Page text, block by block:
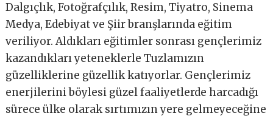
Dalgıçlık, Fotoğrafçılık, Resim, Tiyatro, Sinema
Medya, Edebiyat ve Şiir branşlarında eğitim
veriliyor. Aldıkları eğitimler sonrası gençlerimiz
kazandıkları yeteneklerle Tuzlamızın
güzelliklerine güzellik katıyorlar. Gençlerimiz
enerjilerini böylesi güzel faaliyetlerde harcadığı
sürece ülke olarak sırtımızın yere gelmeyeceğine